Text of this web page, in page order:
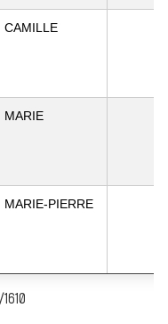
CAMILLE
MARIE
MARIE-PIERRE